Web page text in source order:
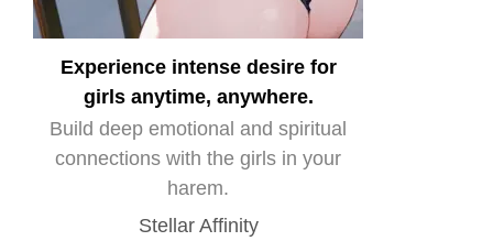
Experience intense desire for
girls anytime, anywhere.
Build deep emotional and spiritual
connections with the girls in your
harem.
Stellar Affinity